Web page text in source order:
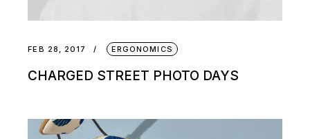
FEB 28, 2017 ERGONOMICS
CHARGED STREET PHOTO DAYS